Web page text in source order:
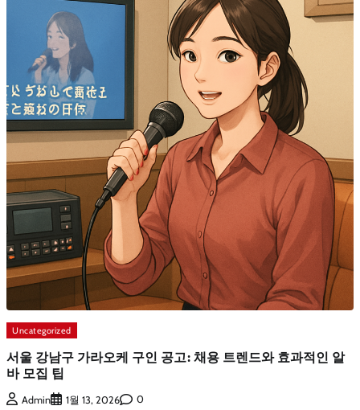
Uncategorized
서울 강남구 가라오케 구인 공고: 채용 트렌드와 효과적인 알
바 모집 팁
Admin 1월 13, 2026 0